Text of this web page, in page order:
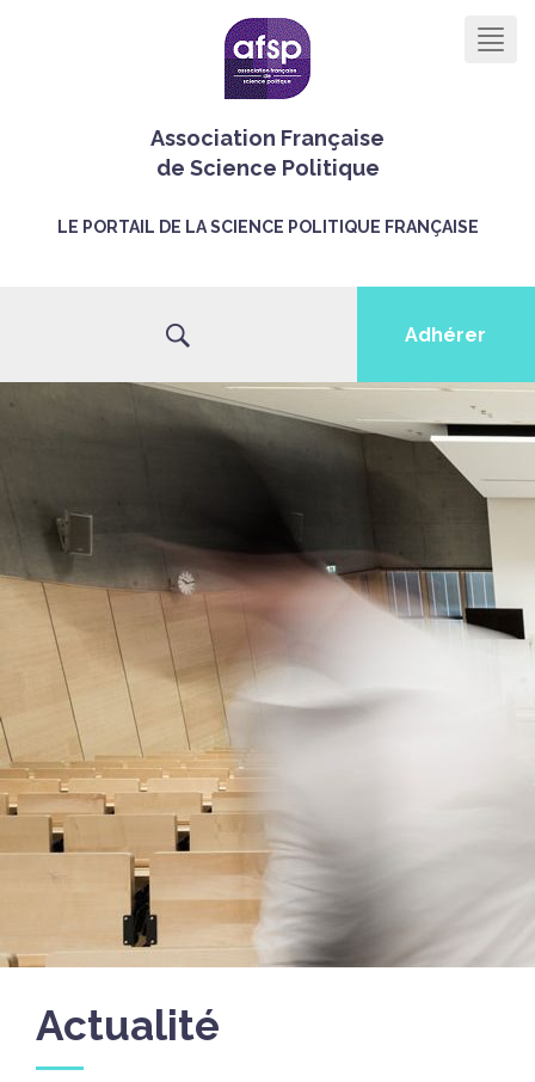
Association Française
de Science Politique
LE PORTAIL DE LA SCIENCE POLITIQUE FRANÇAISE
Adhérer
Actualité